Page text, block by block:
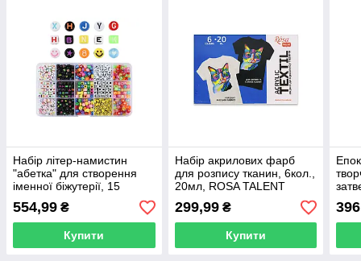
Набір літер-намистин
"абетка" для створення
іменної біжутерії, 15
осередків
554,99 ₴
Купити
Набір акрилових фарб
для розпису тканин, 6кол.,
20мл, ROSA TALENT
299,99₴
Купити
(1:1)